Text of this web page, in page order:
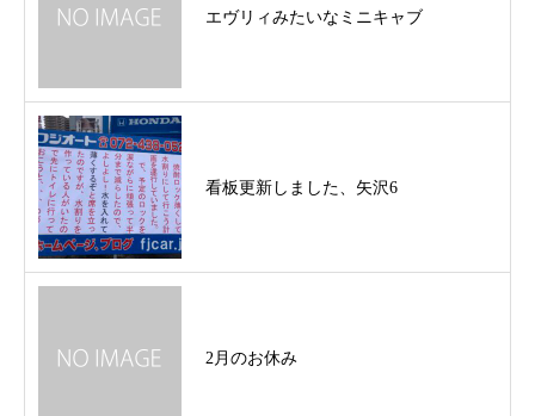
エヴリィみたいなミニキャブ
看板更新しました、矢沢6
2月のお休み